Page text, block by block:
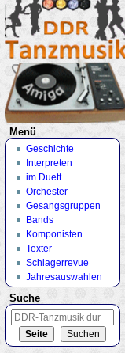
Menü
Geschichte
Interpreten
im Duett
Orchester
Gesangsgruppen
Bands
Komponisten
Texter
Schlagerrevue
Jahresauswahlen
Suche